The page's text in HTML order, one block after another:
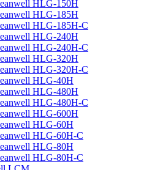
HLG-150H
HLG-185H
HLG-185H-C
HLG-240H
HLG-240H-C
HLG-320H
HLG-320H-C
HLG-40H
HLG-480H
HLG-480H-C
HLG-600H
HLG-60H
HLG-60H-C
HLG-80H
HLG-80H-C